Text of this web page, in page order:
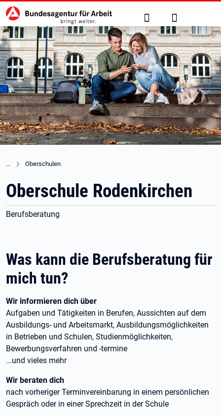
zu den Hauptinhalten springen
Hauptnavigation Suche Anmelden
Oberschulen
Oberschule Rodenkirchen
Berufsberatung
Was kann die Berufsberatung für
mich tun?
Wir informieren dich über
Aufgaben und Tätigkeiten in Berufen, Aussichten auf dem
Ausbildungs- und Arbeitsmarkt, Ausbildungsmöglichkeiten
in Betrieben und Schulen, Studienmöglichkeiten,
Bewerbungsverfahren und -termine
...und vieles mehr
Wir beraten dich
nach vorheriger Terminvereinbarung in einem persönlichen
Gespräch oder in einer Sprechzeit in der Schule